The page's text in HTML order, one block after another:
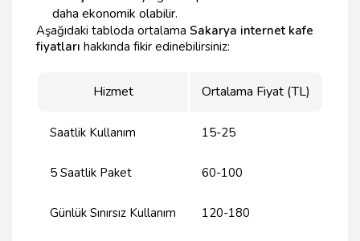
daha ekonomik olabilir.
Aşağıdaki tabloda ortalama Sakarya internet kafe
fiyatları hakkında fikir edinebilirsiniz:
Hizmet Ortalama Fiyat (TL)
Saatlik Kullanım 15-25
5 Saatlik Paket 60-100
Günlük Sınırsız Kullanım 120-180